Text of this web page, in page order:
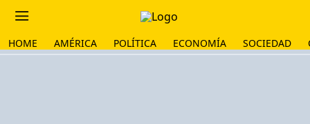
HOME AMÉRICA POLÍTICA ECONOMÍA SOCIEDAD